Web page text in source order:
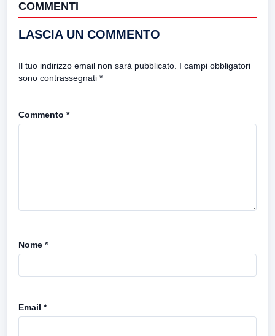
COMMENTI
LASCIA UN COMMENTO
Il tuo indirizzo email non sarà pubblicato. I campi obbligatori
sono contrassegnati *
Commento *
Nome *
Email *